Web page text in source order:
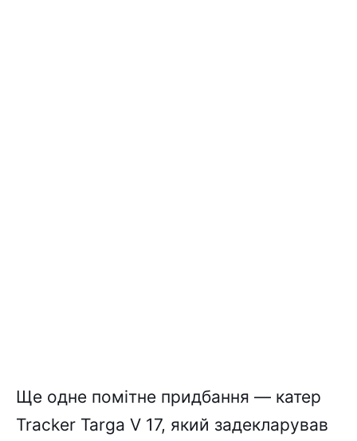
Ще одне помітне придбання — катер
Tracker Targa V 17, який задекларував